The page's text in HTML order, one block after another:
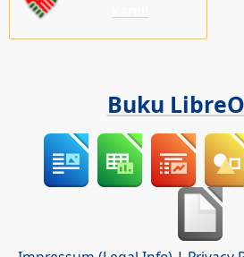
Buku